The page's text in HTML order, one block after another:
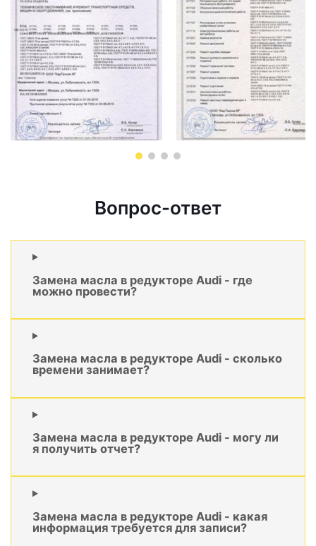
Вопрос-ответ
Замена масла в редукторе Audi - где
можно провести?
Замена масла в редукторе Audi - сколько
времени занимает?
Замена масла в редукторе Audi - могу ли
я получить отчет?
Замена масла в редукторе Audi - какая
информация требуется для записи?